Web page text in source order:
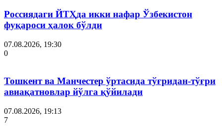
Россиядаги ЙТҲда икки нафар Ўзбекистон
фуқароси ҳалок бўлди
07.08.2026, 19:30
0
Тошкент ва Манчестер ўртасида тўғридан-тўғри
авиақатновлар йўлга қўйилади
07.08.2026, 19:13
7